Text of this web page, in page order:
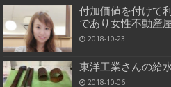
付加価値を付けて
であり女性不動産
2018-10-23
東洋工業さんの給
2018-10-06